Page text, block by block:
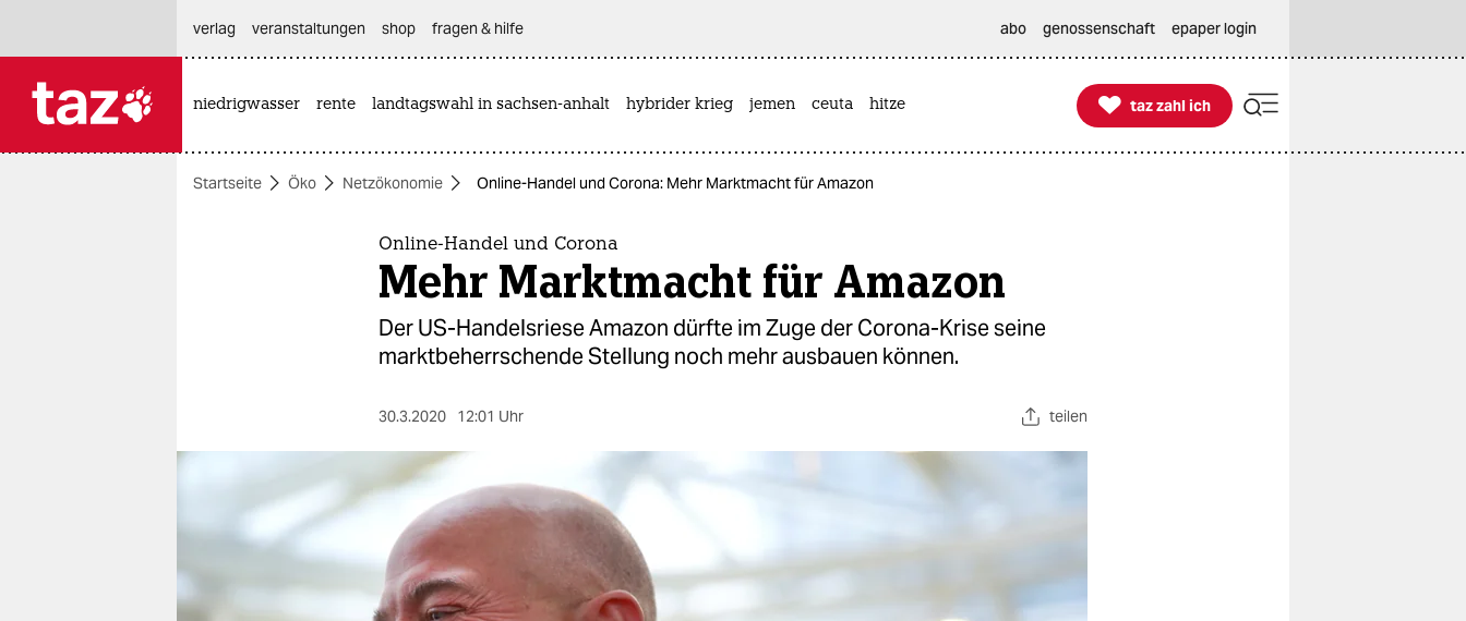
themen
nord
wahrheit
verlag
veranstaltungen shop fragen & hilfe abo genossenschaft epaper login
niedrigwasser rente landtagswahl in sachsen-anhalt hybrider krieg jemen ceuta hitze 
taz zahl ich
taz zahl ich
Startseite Öko Netzökonomie Online-Handel und Corona: Mehr Marktmacht für Amazon
Online-Handel und Corona
Mehr Marktmacht für Amazon
Der US-Handelsriese Amazon dürfte im Zuge der Corona-Krise seine
marktbeherrschende Stellung noch mehr ausbauen können.
30.3.2020 12:01 Uhr teilen